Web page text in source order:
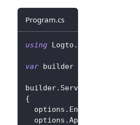
Program.cs
using Logto .
var builder
builder. Services
{
  options
. Endpoint
  options
.AppId